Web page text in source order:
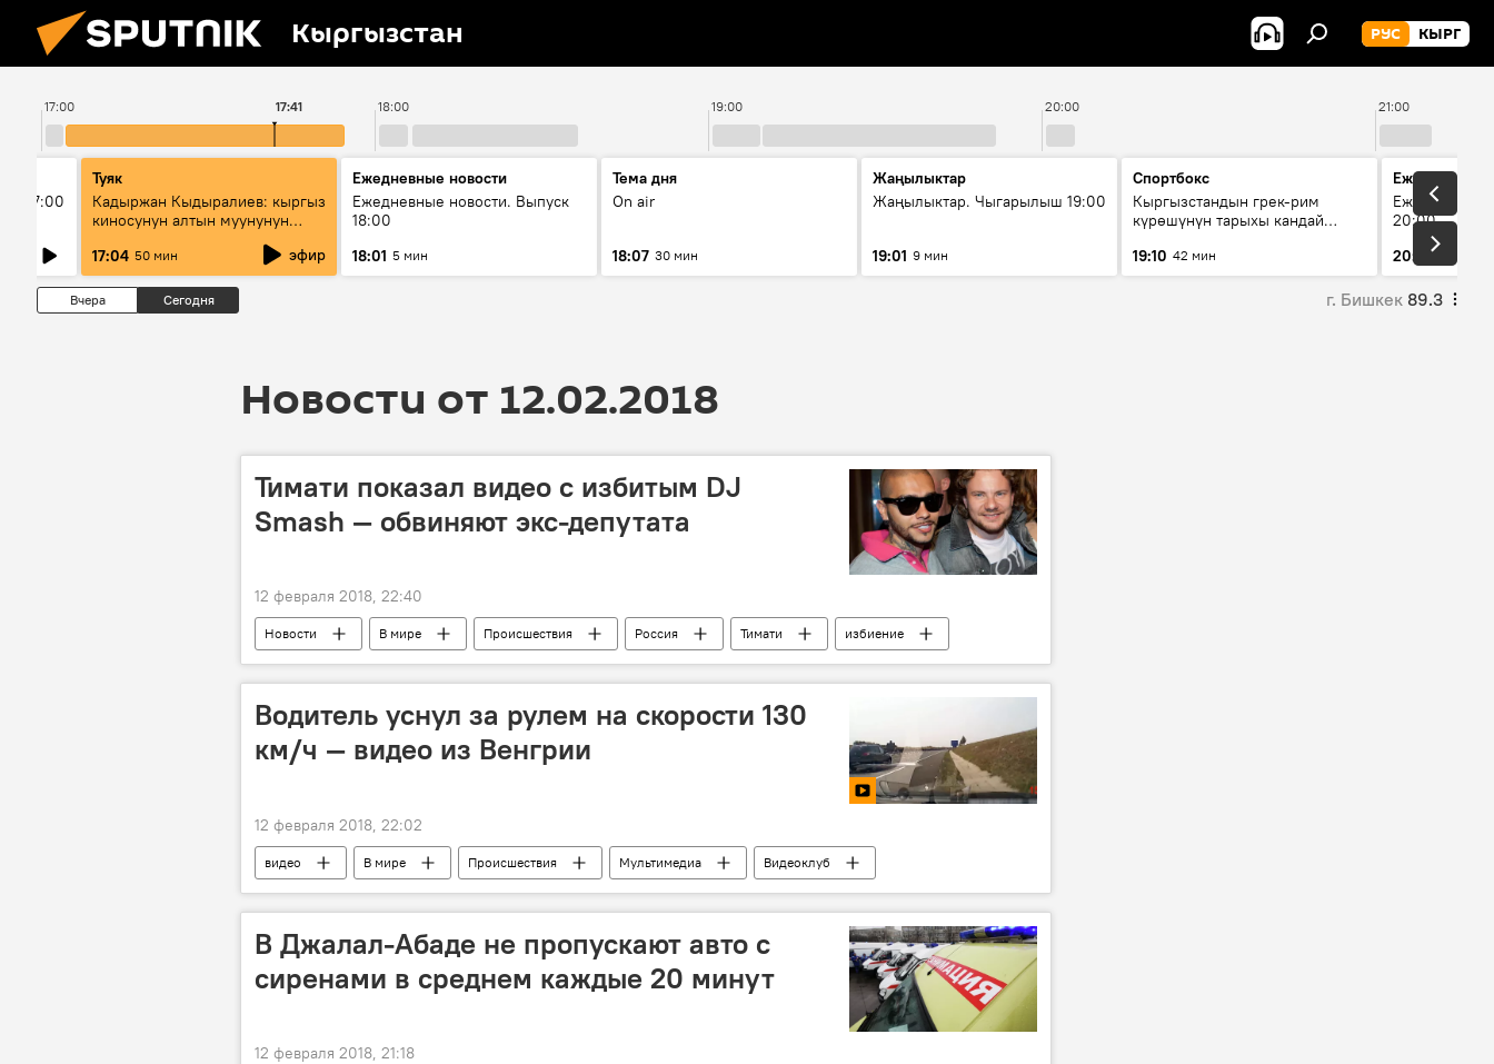
Кыргызстан РУС КЫРГ
17:00 18:00 19:00 20:00 21:00
17:41
17:00
Туяк
Кадыржан Кыдыралиев: кыргыз
киносунун алтын муунунун
17:04 50 мин эфир
Ежедневные новости
Ежедневные новости. Выпуск
18:00
18:01 5 мин
Тема дня
On air
18:07 30 мин
Жаңылыктар
Жаңылыктар. Чыгарылыш 19:00
19:01 9 мин
Спортбокс
Кыргызстандын грек-рим
күрөшүнүн тарыхы кандай
19:10 42 мин
Ежедневные
Ежедневные
20:00
20:01
Вчера Сегодня г. Бишкек 89.3
Новости от 12.02.2018
Тимати показал видео с избитым DJ
Smash — обвиняют экс-депутата
12 февраля 2018, 22:40
Новости В мире Происшествия Россия Тимати избиение
Водитель уснул за рулем на скорости 130
км/ч — видео из Венгрии
12 февраля 2018, 22:02
видео В мире Происшествия Мультимедиа
Видеоклуб
Венгрия
ДТП видеорегистратор
В Джалал-Абаде не пропускают авто с
сиренами в среднем каждые 20 минут
12 февраля 2018, 21:18